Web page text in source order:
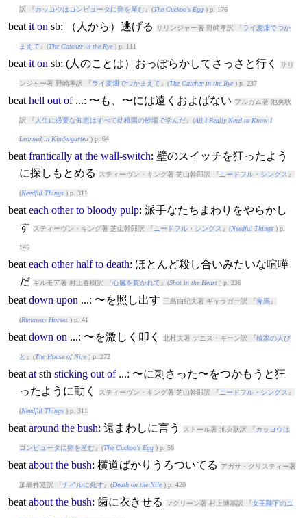
訳 『カッコウはコンピュータに卵を産む』(The Cuckoo's Egg) p. 176
beat it on sb: （人から）逃げる サリンジャー著 野崎孝訳 『ライ麦畑でつか
まえて 』(The Catcher in the Rye) p. 111
beat it on sb: (人のことは）おっぽらかしてさっさと行く サリ
ンジャー著 野崎孝訳 『ライ麦畑でつかまえて 』(The Catcher in the Rye) p. 237
beat hell out of...: 〜も、〜には遠くおよばない フルガム著 池央耿
訳 『 人生に必要な知恵はすべて幼稚園の砂場で学んだ』(All I Really Need to Know I
Learned in Kindergarten) p. 64
beat frantically at the wall-switch: 壁のスイッチを狂ったよう
に探しもとめる
スティーヴン・キング著 芝山幹郎訳 『 ニードフル・シングス 』
(Needful Things) p. 311
beat each other to bloody pulp: 派手なたちまわりをやらかし
す
スティーヴン・キング著 芝山幹郎訳 『 ニードフル・シングス 』(Needful Things) p.
145
beat each other half to death: ほとんど殺し合いみたいな喧嘩
だ ギルモア著 村上春樹訳 『心臓を貫かれて 』(Shot in the Heart) p. 236
beat down upon ...: 〜を照し出す 三島由紀夫著 ギャラガー訳 『奔馬』
(Runaway Horses) p. 41
beat down on ...: 〜を激しく叩く 北杜夫著 デニス・キーン訳 『楡家の人び
と 』(The House of Nire) p. 272
beat atsth sticking out of...: 〜に刺さった〜をつかもうと狂
ったように動く
スティーヴン・キング著 芝山幹郎訳 『 ニードフル・シングス 』
(Needful Things) p. 311
beat around the bush: 遠まわしに言う ストール著 池央耿訳 『カッコウは
コンピュータに卵を産む』(The Cuckoo's Egg) p. 58
beat about the bush: 横道ばかりうろついてる アガサ・クリスティー著
加島祥造訳 『ナイルに死す』(Death on the Nile) p. 420
beat about the bush: 歯に衣きせる マクリーン著 村上博基訳 『女王陛下のユ